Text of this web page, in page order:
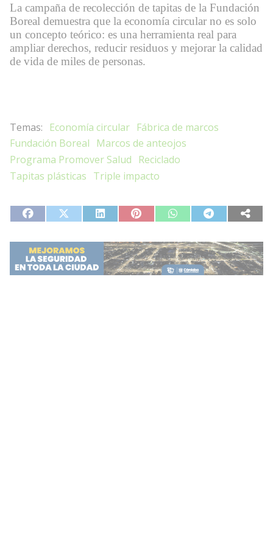
La campaña de recolección de tapitas de la Fundación
Boreal demuestra que la economía circular no es solo
un concepto teórico: es una herramienta real para
ampliar derechos, reducir residuos y mejorar la calidad
de vida de miles de personas.
Economía circular Fábrica de marcos
Fundación Boreal Marcos de anteojos
Programa Promover Salud Reciclado
Tapitas plásticas Triple impacto